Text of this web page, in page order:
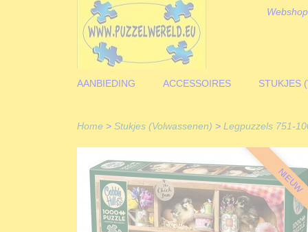
Webshop
AANBIEDING ACCESSOIRES STUKJES
Home > Stukjes (Volwassenen) > Legpuzzels 751-
NIEUW